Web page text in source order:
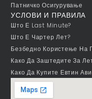
Патничко Осигурување
УСЛОВИ И ПРАВИЛА
Што Е Last Minute?
Што Е Чартер Лет?
Безбедно Користење На
Како Да Заштедите За
Како Да Купите Евтин